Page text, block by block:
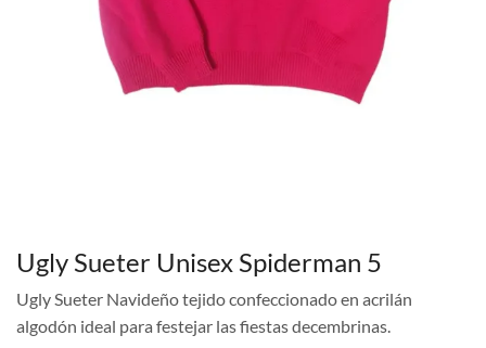
Ugly Sueter Unisex Spiderman 5
Ugly Sueter Navideño tejido confeccionado en acrilán
algodón ideal para festejar las fiestas decembrinas.